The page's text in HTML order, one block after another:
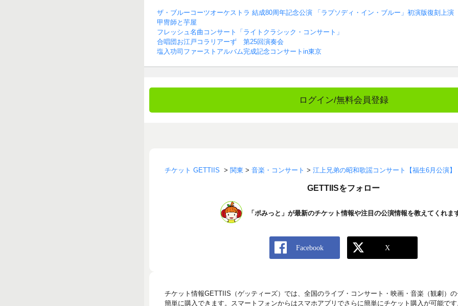
ザ・ブルーコーツオーケストラ 結成80周年記念公演 「ラプソディ・イン・ブルー」初演版復刻上演
甲冑師と芋屋
フレッシュ名曲コンサート「ライトクラシック・コンサート」
合唱団お江戸コラリアーず 第25回演奏会
塩入功司ファーストアルバム完成記念コンサートin東京
ログイン/無料会員登録
チケット GETTIIS > 関東 > 音楽・コンサート > 江上兄弟の昭和歌謡コンサート【福生6月公演】
GETTIISをフォロー
「ポみっと」が最新のチケット情報や注目の公演情報を教えてくれま
チケット情報GETTIIS（ゲッティーズ）では、全国のライブ・コンサート・映画・音楽（観劇）
簡単に購入できます。スマートフォンからはスマホアプリでさらに簡単にチケット購入が可能で